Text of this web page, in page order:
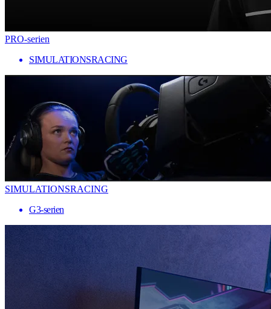
PRO-serien
SIMULATIONSRACING
SIMULATIONSRACING
G3-serien